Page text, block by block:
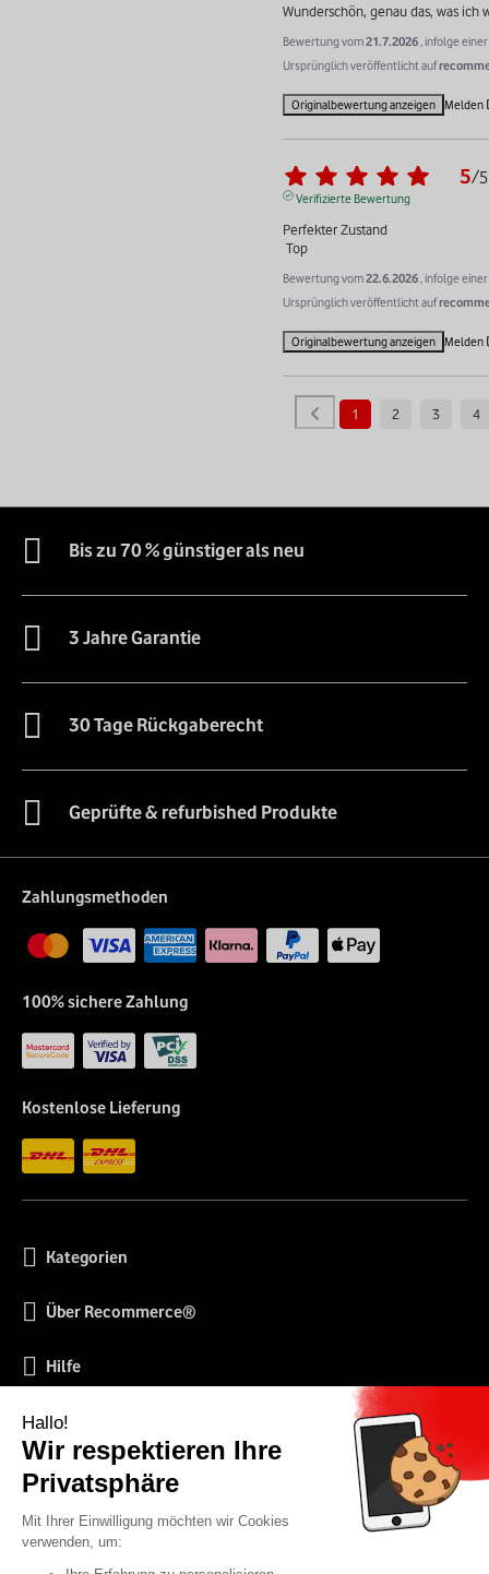
Wunderschön, genau das, was ich
Bewertung vom21.7.2026 , infolge
Ursprünglich veröffentlicht auf
Originalbewertung anzeigen Melden
5/5
Verifizierte Bewertung
Perfekter Zustand
Top
Bewertung vom22.6.2026 , infolge
Ursprünglich veröffentlicht auf
Originalbewertung anzeigen Melden
1 2 3 4
Bis zu 70 % günstiger als neu
3 Jahre Garantie
30 Tage Rückgaberecht
Geprüfte & refurbished Produkte
Zahlungsmethoden
100% sichere Zahlung
Kostenlose Lieferung
Kategorien
Über Recommerce®
Hilfe
Soziale Netzwerke